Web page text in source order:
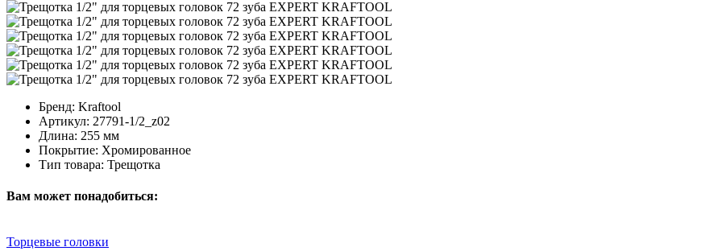
Бренд: Kraftool
Артикул: 27791-1/2_z02
Длина: 255 мм
Покрытие: Хромированное
Тип товара: Трещотка
Вам может понадобиться:
Торцевые головки